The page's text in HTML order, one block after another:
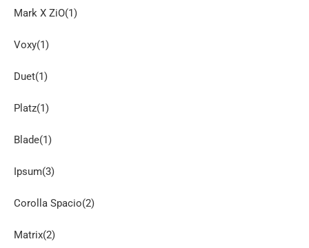
Mark X ZiO(1)
Voxy(1)
Duet(1)
Platz(1)
Blade(1)
Ipsum(3)
Corolla Spacio(2)
Matrix(2)